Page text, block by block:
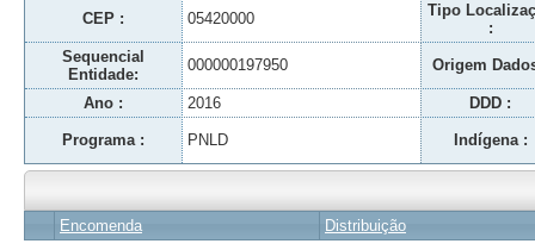
CEP : 05420000
Tipo
:
Sequencial
Entidade:
000000197950 Origem
Ano : 2016 DDD :
Programa : PNLD Indígena :
Encomenda Distribuição